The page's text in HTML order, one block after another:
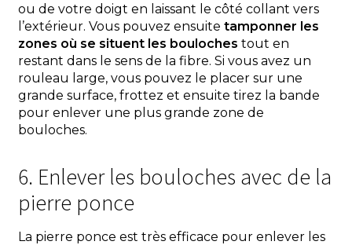
ou de votre doigt en laissant le côté collant vers
l’extérieur. Vous pouvez ensuite tamponner les
zones où se situent les bouloches tout en
restant dans le sens de la fibre. Si vous avez un
rouleau large, vous pouvez le placer sur une
grande surface, frottez et ensuite tirez la bande
pour enlever une plus grande zone de
bouloches.
6. Enlever les bouloches avec de la
pierre ponce
La pierre ponce est très efficace pour enlever les